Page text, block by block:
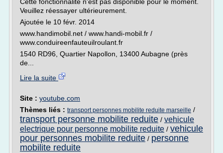
Veuillez réessayer ultérieurement.
Ajoutée le 10 févr. 2014
www.handimobil.net / www.handi-mobil.fr /
www.conduireenfauteuilroulant.fr
1540 RD96, Quartier Napollon, 13400 Aubagne (près
de...
Lire la suite
Site : youtube.com
Thèmes liés : transport personnes mobilite reduite marseille /
transport personne mobilite reduite / vehicule
electrique pour personne mobilite reduite / vehicule
pour personnes mobilite reduite / personne
mobilite reduite